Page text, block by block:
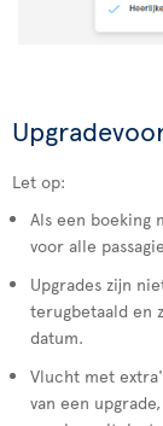
Let op:
Als een boeking
voor alle
Upgrades zijn
terugbetaald en
datum.
Vlucht met
van een